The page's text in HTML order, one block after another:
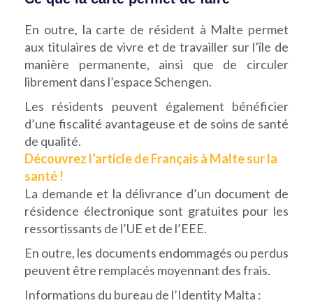
En outre, la carte de résident à Malte permet
aux titulaires de vivre et de travailler sur l’île de
manière permanente, ainsi que de circuler
librement dans l’espace Schengen.
Les résidents peuvent également bénéficier
d’une fiscalité avantageuse et de soins de santé
de qualité.
Découvrez l’article de Français à Malte sur la
santé !
La demande et la délivrance d’un document de
résidence électronique sont gratuites pour les
ressortissants de l’UE et de l’EEE.
En outre, les documents endommagés ou perdus
peuvent être remplacés moyennant des frais.
Informations du bureau de l’Identity Malta :